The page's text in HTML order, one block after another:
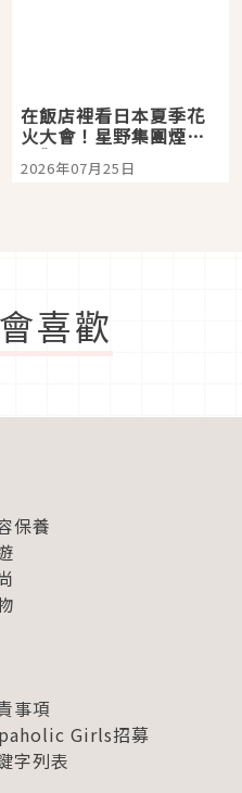
在飯店裡看日本夏季花
火大會！星野集團煙火
景觀飯店6選，讓你不用
人擠人悠閒欣賞
2026年07月25日
喜歡
保養
事項
Girls招募
字列表